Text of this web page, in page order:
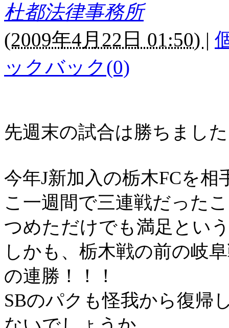
杜都法律事務所
(2009年4月22日 01:50) |
ックバック(0)
先週末の試合は勝ちまし
今年J新加入の栃木FCを相
こ一週間で三連戦だった
つめただけでも満足とい
しかも、栃木戦の前の岐
の連勝！！！
SBのパクも怪我から復帰